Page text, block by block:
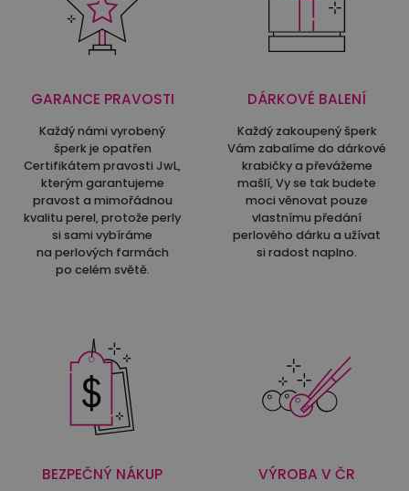
GARANCE PRAVOSTI
Každý námi vyrobený
šperk je opatřen
Certifikátem pravosti JwL,
kterým garantujeme
pravost a mimořádnou
kvalitu perel, protože perly
si sami vybíráme
na perlových farmách
po celém světě.
DÁRKOVÉ BALENÍ
Každý zakoupený šperk
Vám zabalíme do dárkové
krabičky a převážeme
mašlí, Vy se tak budete
moci věnovat pouze
vlastnímu předání
perlového dárku a užívat
si radost naplno.
BEZPEČNÝ NÁKUP VÝROBA V ČR